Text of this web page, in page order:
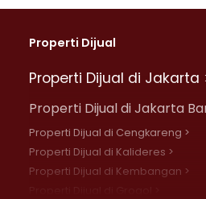
Properti Dijual
Properti Dijual di Jakarta
Properti Dijual di Jakarta
Properti Dijual di Cengkareng >
Properti Dijual di Kalideres >
Properti Dijual di Kembangan >